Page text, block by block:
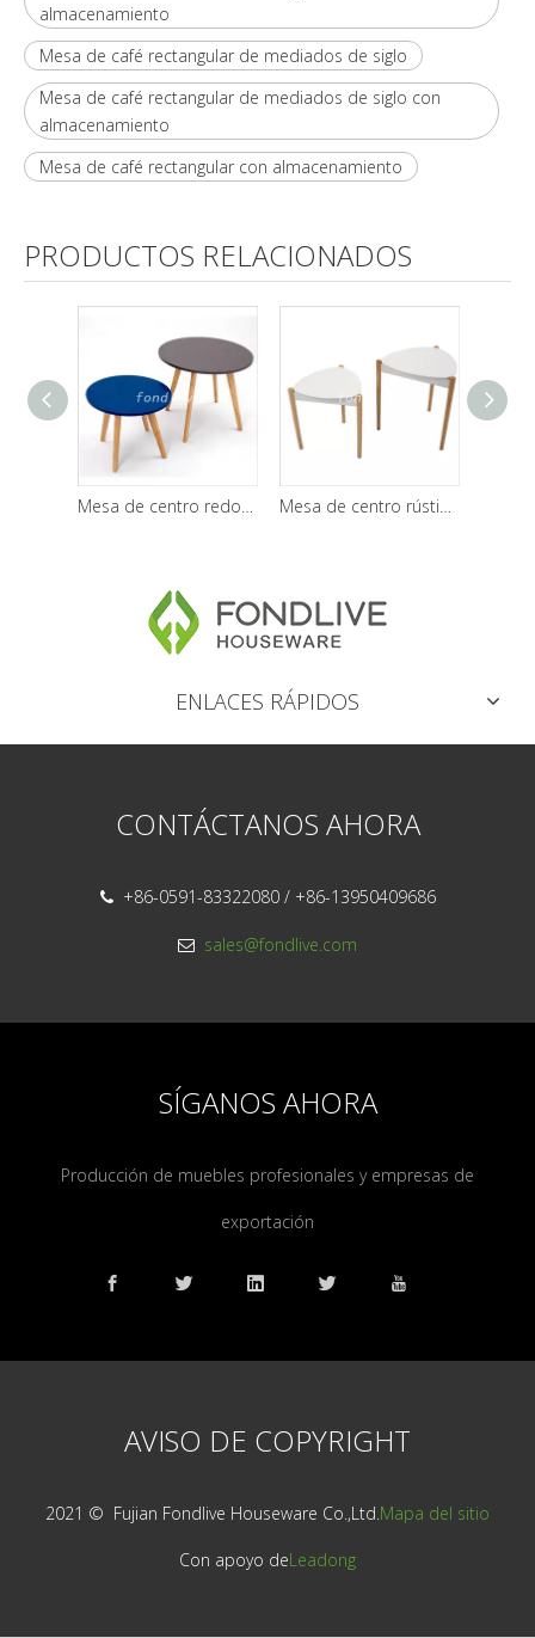
almacenamiento
Mesa de café rectangular de mediados de siglo
Mesa de café rectangular de mediados de siglo con
almacenamiento
Mesa de café rectangular con almacenamiento
PRODUCTOS RELACIONADOS
Mesa de centro redonda de madera clásica moderna modificada para requisitos particulares de los muebles de la sala de estar Mesa de centro rústica rectangular de madera redonda
ENLACES RÁPIDOS
CONTÁCTANOS AHORA
 +86-0591-83322080 / +86-13950409686
 sales@fondlive.com
SÍGANOS AHORA
Producción de muebles profesionales y empresas de
exportación
AVISO DE COPYRIGHT
2021 © ️ Fujian Fondlive Houseware Co.,Ltd.Mapa del sitio
Con apoyo deLeadong